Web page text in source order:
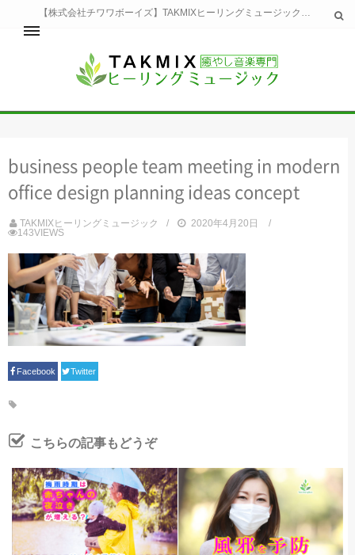
【株式会社チワワボーイズ】TAKMIXヒーリングミュージックへようこそ。TAKMIXヒーリングミュージックは貴方に特別な癒やしの時間をご提供致します。
ホーム
睡眠
瞑想・集中
美容
自然
お問い合わせ
運営会社
business people team meeting in modern
office design planning ideas concept
TAKMIXヒーリングミュージック
2020年4月20日
143VIEWS
Facebook Twitter
こちらの記事もどうぞ